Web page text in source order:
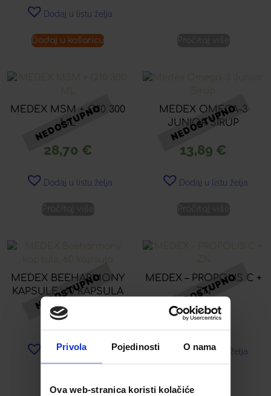
Privola Pojedinosti O nama
Ova web-stranica koristi kolačiće
Dodaj u listu želja
Dodaj u košaricu
MEDEX MSM + Q10 300
ML
28,70 €
Dodaj u listu želja
MEDEX OMEGA-3
JUNIOR SIRUP
13,89 €
Dodaj u listu želja
MEDEX BEEHARMONY
KAPSULE, 60 KAPSULA
37,88
Dodaj u listu želja
MEDEX – PROPOLIS C +
ZN
8,20€
Dodaj u listu želja